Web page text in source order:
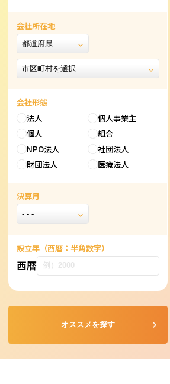
会社所在地
会社形態
法人
個人事業主
個人
組合
NPO法人
社団法人
財団法人
医療法人
決算月
設立年（西暦：半角数字）
西暦